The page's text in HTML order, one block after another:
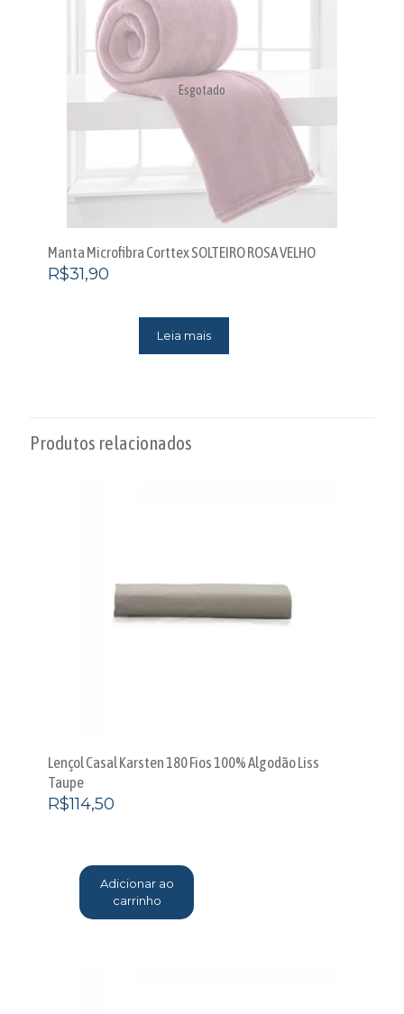
Esgotado
Manta Microfibra Corttex SOLTEIRO ROSA VELHO
R$31,90
Leia mais
Produtos relacionados
Lençol Casal Karsten 180 Fios 100% Algodão Liss
Taupe
R$114,50
Adicionar ao
carrinho